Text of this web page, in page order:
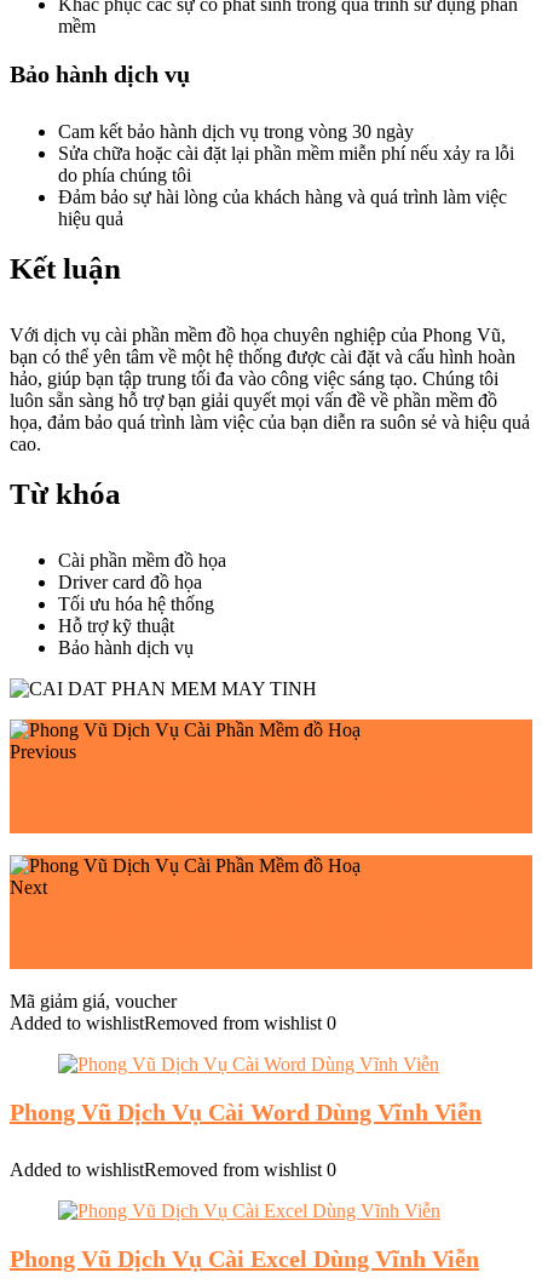
Khắc phục các sự cố phát sinh trong quá trình sử dụng phần
mềm
Bảo hành dịch vụ
Cam kết bảo hành dịch vụ trong vòng 30 ngày
Sửa chữa hoặc cài đặt lại phần mềm miễn phí nếu xảy ra lỗi
do phía chúng tôi
Đảm bảo sự hài lòng của khách hàng và quá trình làm việc
hiệu quả
Kết luận
Với dịch vụ cài phần mềm đồ họa chuyên nghiệp của Phong Vũ,
bạn có thể yên tâm về một hệ thống được cài đặt và cấu hình hoàn
hảo, giúp bạn tập trung tối đa vào công việc sáng tạo. Chúng tôi
luôn sẵn sàng hỗ trợ bạn giải quyết mọi vấn đề về phần mềm đồ
họa, đảm bảo quá trình làm việc của bạn diễn ra suôn sẻ và hiệu quả
cao.
Từ khóa
Cài phần mềm đồ họa
Driver card đồ họa
Tối ưu hóa hệ thống
Hỗ trợ kỹ thuật
Bảo hành dịch vụ
Previous
Next
Mã giảm giá, voucher
Added to wishlistRemoved from wishlist 0
Phong Vũ Dịch Vụ Cài Word Dùng Vĩnh Viễn
Added to wishlistRemoved from wishlist 0
Phong Vũ Dịch Vụ Cài Excel Dùng Vĩnh Viễn